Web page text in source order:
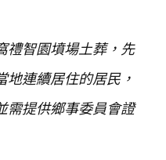
禮智園墳場土葬，先
連續居住的居民，
需提供鄉事委員會證